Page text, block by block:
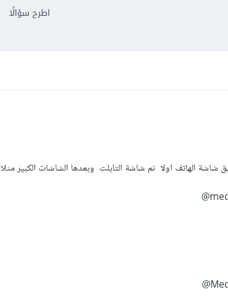
اطرح سؤالًا
الهاتف اولا ثم شاشة التابلت وبعدها الشاشات الكبير مثلا